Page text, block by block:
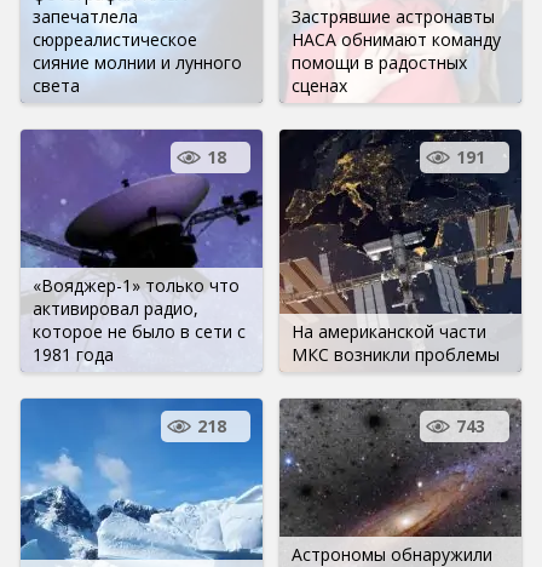
запечатлела
сюрреалистическое
сияние молнии и лунного
света
Застрявшие астронавты
НАСА обнимают команду
помощи в радостных
сценах
«Вояджер-1» только что
активировал радио,
которое не было в сети с
1981 года
18
На американской части
МКС возникли проблемы
191
218
Астрономы обнаружили
743